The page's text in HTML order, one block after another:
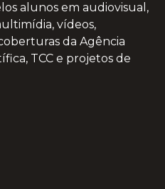
alunos em audiovisual,
vídeos,
da Agência
TCC e projetos de